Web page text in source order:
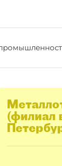
(филиал